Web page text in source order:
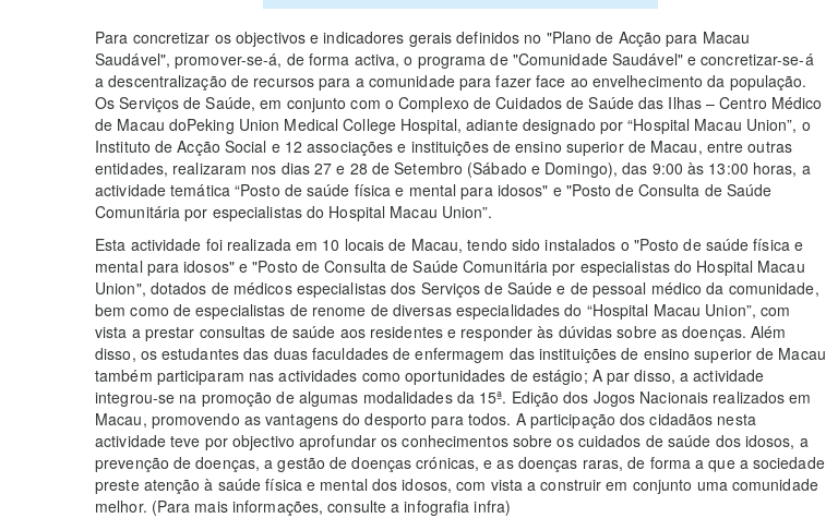
Para concretizar os objectivos e indicadores gerais definidos no "Plano de Acção para Macau
Saudável", promover-se-á, de forma activa, o programa de "Comunidade Saudável" e concretizar-se-á
a descentralização de recursos para a comunidade para fazer face ao envelhecimento da população.
Os Serviços de Saúde, em conjunto com o Complexo de Cuidados de Saúde das Ilhas – Centro Médico
de Macau doPeking Union Medical College Hospital, adiante designado por “Hospital Macau Union”, o
Instituto de Acção Social e 12 associações e instituições de ensino superior de Macau, entre outras
entidades, realizaram nos dias 27 e 28 de Setembro (Sábado e Domingo), das 9:00 às 13:00 horas, a
actividade temática “Posto de saúde física e mental para idosos" e "Posto de Consulta de Saúde
Comunitária por especialistas do Hospital Macau Union”.
Esta actividade foi realizada em 10 locais de Macau, tendo sido instalados o "Posto de saúde física e
mental para idosos" e "Posto de Consulta de Saúde Comunitária por especialistas do Hospital Macau
Union", dotados de médicos especialistas dos Serviços de Saúde e de pessoal médico da comunidade,
bem como de especialistas de renome de diversas especialidades do “Hospital Macau Union”, com
vista a prestar consultas de saúde aos residentes e responder às dúvidas sobre as doenças. Além
disso, os estudantes das duas faculdades de enfermagem das instituições de ensino superior de Macau
também participaram nas actividades como oportunidades de estágio; A par disso, a actividade
integrou-se na promoção de algumas modalidades da 15ª. Edição dos Jogos Nacionais realizados em
Macau, promovendo as vantagens do desporto para todos. A participação dos cidadãos nesta
actividade teve por objectivo aprofundar os conhecimentos sobre os cuidados de saúde dos idosos, a
prevenção de doenças, a gestão de doenças crónicas, e as doenças raras, de forma a que a sociedade
preste atenção à saúde física e mental dos idosos, com vista a construir em conjunto uma comunidade
melhor. (Para mais informações, consulte a infografia infra)